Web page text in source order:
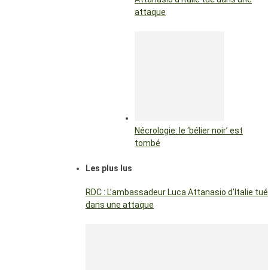
attaque
Nécrologie: le ‘bélier noir’ est
tombé
Les plus lus
RDC : L’ambassadeur Luca Attanasio d’Italie tué
dans une attaque